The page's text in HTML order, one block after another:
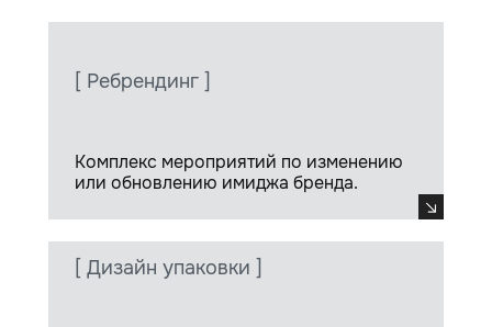
Комплекс мероприятий по изменению
или обновлению имиджа бренда.
[ Ребрендинг ]
[ Дизайн упаковки ]